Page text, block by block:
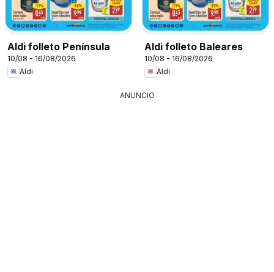
Aldi folleto Península
10/08 - 16/08/2026
Aldi
Aldi folleto Baleares
10/08 - 16/08/2026
Aldi
ANUNCIO